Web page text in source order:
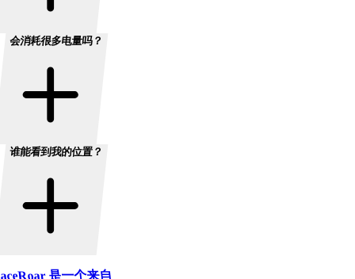
会消耗很多电量吗？
谁能看到我的位置？
是一个来自